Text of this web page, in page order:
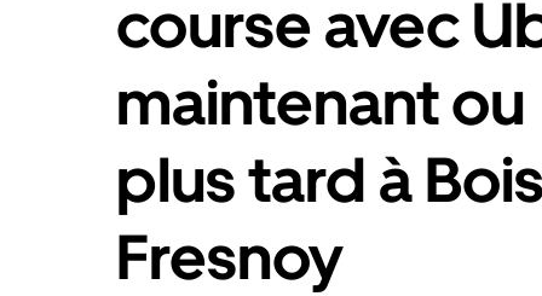
course avec
maintenant ou
plus tard à
Fresnoy